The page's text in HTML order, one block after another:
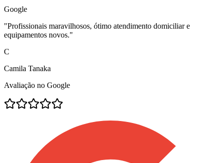
Google
"Profissionais maravilhosos, ótimo atendimento domiciliar e
equipamentos novos."
C
Camila Tanaka
Avaliação no Google